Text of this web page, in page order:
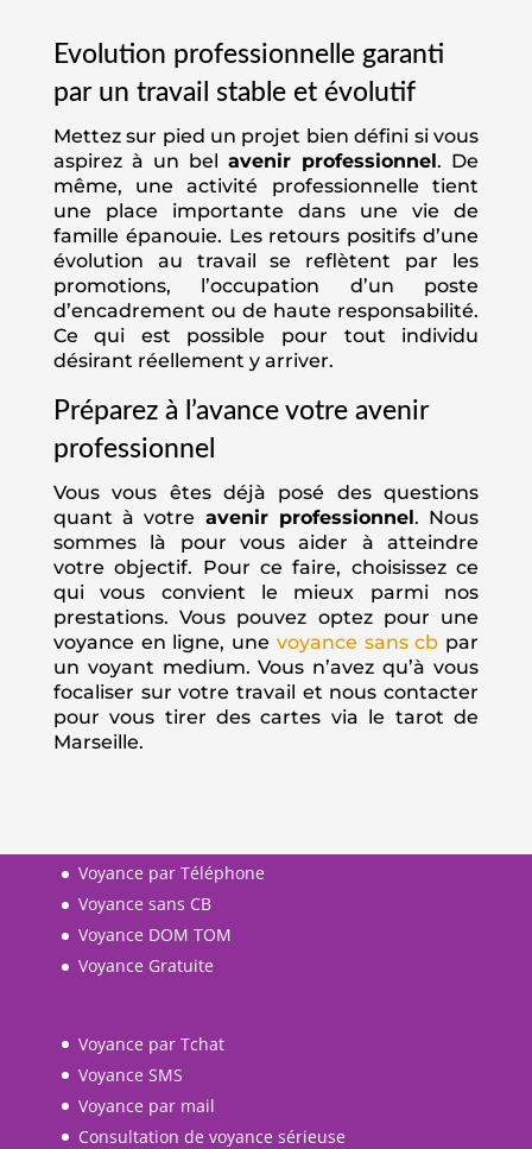
Evolution professionnelle garanti
par un travail stable et évolutif
Mettez sur pied un projet bien défini si vous
aspirez à un belavenir professionnel. De
même, une activité professionnelle tient
une place importante dans une vie de
famille épanouie. Les retours positifs d’une
évolution au travail se reflètent par les
promotions, l’occupation d’un poste
d’encadrement ou de haute responsabilité.
Ce qui est possible pour tout individu
désirant réellement y arriver.
Préparez à l’avance votre avenir
professionnel
Vous vous êtes déjà posé des questions
quant à votre avenir professionnel. Nous
sommes là pour vous aider à atteindre
votre objectif. Pour ce faire, choisissez ce
qui vous convient le mieux parmi nos
prestations. Vous pouvez optez pour une
voyance en ligne, une voyance sans cb par
un voyant medium. Vous n’avez qu’à vous
focaliser sur votre travail et nous contacter
pour vous tirer des cartes via le tarot de
Marseille.
Voyance par Téléphone
Voyance sans CB
Voyance DOM TOM
Voyance Gratuite
Voyance par Tchat
Voyance SMS
Voyance par mail
Consultation de voyance sérieuse